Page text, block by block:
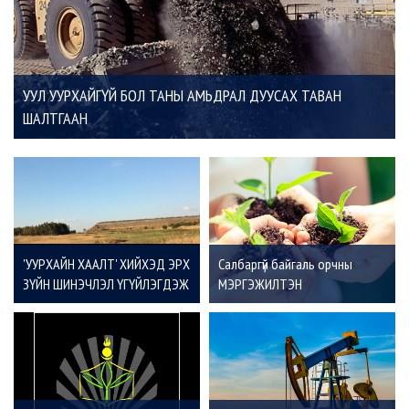
УУЛ УУРХАЙГҮЙ БОЛ ТАНЫ АМЬДРАЛ ДУУСАХ ТАВАН
ШАЛТГААН
'УУРХАЙН ХААЛТ' ХИЙХЭД ЭРХ
ЗҮЙН ШИНЭЧЛЭЛ ҮГҮЙЛЭГДЭЖ
БАЙНА
Салбаргүй байгаль орчны
МЭРГЭЖИЛТЭН